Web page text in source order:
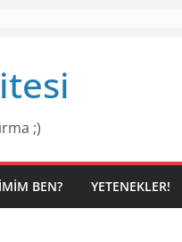
;)
BEN? YETENEKLER!